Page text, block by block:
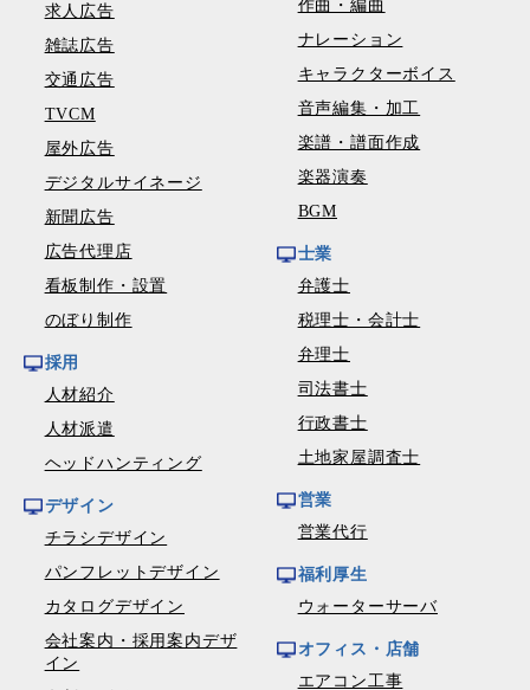
求人広告
雑誌広告
交通広告
TVCM
屋外広告
デジタルサイネージ
新聞広告
広告代理店
看板制作・設置
のぼり制作
採用
人材紹介
人材派遣
ヘッドハンティング
デザイン
チラシデザイン
パンフレットデザイン
カタログデザイン
会社案内・採用案内デザ
イン
作曲・編曲
ナレーション
キャラクターボイス
音声編集・加工
楽譜・譜面作成
楽器演奏
BGM
士業
弁護士
税理士・会計士
弁理士
司法書士
行政書士
土地家屋調査士
営業
営業代行
福利厚生
ウォーターサーバ
オフィス・店舗
エアコン工事